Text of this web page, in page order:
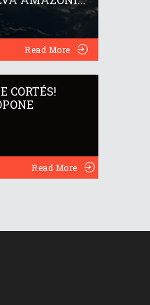
Read More
CORTÉS!
Read More